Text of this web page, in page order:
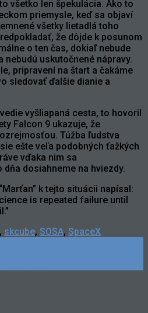
všetko len špekulácia. Ako to
priemysle, keď sa objaví
všetky lietadlá toho
že dôjde k posunom
o ten čas, dokiaľ nebude
nebudú uskutočnené nápravy.
pripravení na štart a čakáme
sledovať ďalšie dianie a
vyšliapaná cesta, to hovoril
Falcon 9 ukazuje, že
Túžba ľudstva
ešte veľa podobných ťažkých
vďaka nim sa
dosiahneme na hviezdy.
k tejto situácii napísal:
is repeated failure until
, skcube, SOSA, SpaceX